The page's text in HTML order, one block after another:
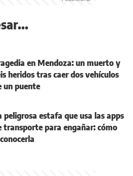
en Mendoza: un muerto y
heridos tras caer dos vehículos
un puente
peligrosa estafa que usa las apps
transporte para engañar: cómo